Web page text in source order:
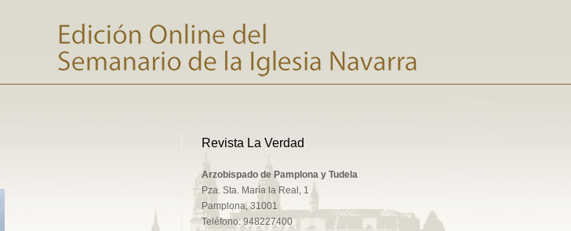
Revista La Verdad
Arzobispado de Pamplona y Tudela
Pza. Sta. María la Real, 1
Pamplona, 31001
Teléfono: 948227400